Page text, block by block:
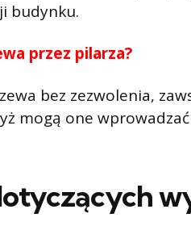
budynku.
przez pilarza?
bez zezwolenia,
mogą one